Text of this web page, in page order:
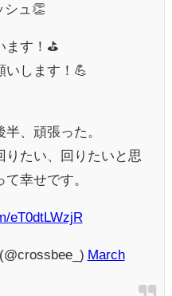
シュ👏
ます！⛳️
いします！💪
、頑張った。
りたい、回りたいと思
幸せです。
eT0dtLWzjR
March